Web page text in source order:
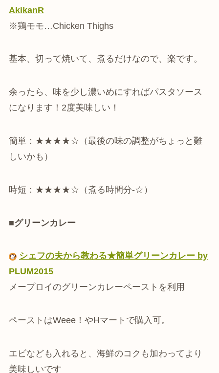
AkikanR
※鶏モモ…Chicken Thighs
基本、切って焼いて、煮るだけなので、楽です。
余ったら、味を少し濃いめにすればパスタソース
になります！2度美味しい！
簡単：★★★★☆（最後の味の調整がちょっと難
しいかも）
時短：★★★★☆（煮る時間分-☆）
■グリーンカレー
シェフの夫から教わる★簡単グリーンカレー by
PLUM2015
メープロイのグリーンカレーペーストを利用
ペーストはWeee！やHマートで購入可。
エビなども入れると、海鮮のコクも加わってより
美味しいです